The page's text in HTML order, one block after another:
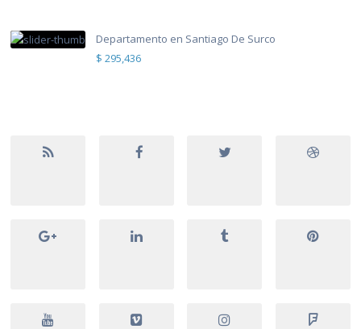
Departamento en Santiago De Surco
$ 295,436